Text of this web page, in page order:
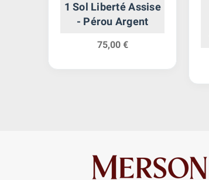
1 Sol Liberté Assise
- Pérou Argent
75,00 €